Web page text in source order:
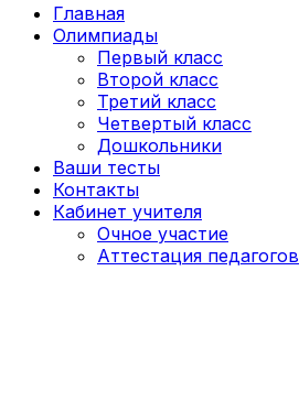
Главная
Олимпиады
Первый класс
Второй класс
Третий класс
Четвертый класс
Дошкольники
Ваши тесты
Контакты
Кабинет учителя
Очное участие
Аттестация педагогов